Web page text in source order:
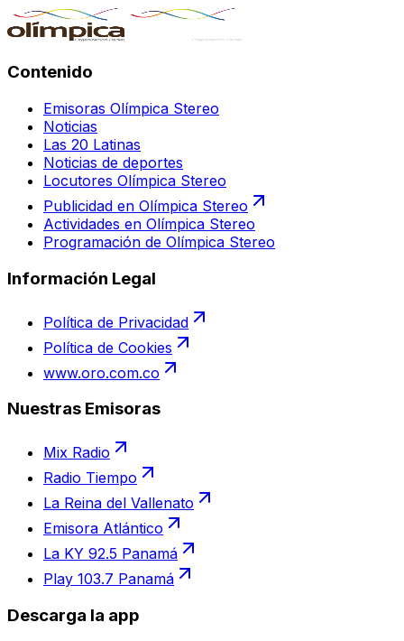
Contenido
Emisoras Olímpica Stereo
Noticias
Las 20 Latinas
Noticias de deportes
Locutores Olímpica Stereo
Publicidad en Olímpica Stereo
Actividades en Olímpica Stereo
Programación de Olímpica Stereo
Información Legal
Política de Privacidad
Política de Cookies
www.oro.com.co
Nuestras Emisoras
Mix Radio
Radio Tiempo
La Reina del Vallenato
Emisora Atlántico
La KY 92.5 Panamá
Play 103.7 Panamá
Descarga la app